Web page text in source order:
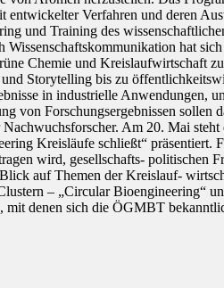
Verfahren und deren
und Training des
hat
Chemie und Kreislaufwirtschaft
Storytelling bis zu
in industrielle Anwendungen,
von Forschungsergebnissen sollen
Am 20. Mai
Kreisläufe schließt“ präsentiert.
wird, gesellschafts- politischen
auf Themen der Kreislauf-
– „Circular Bioengineering“
denen sich die ÖGMBT